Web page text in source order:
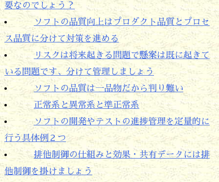
要なのでしょう？
ソフトの品質向上はプロダクト品質とプロセ
ス品質に分けて対策を進める
リスクは将来起きる問題で懸案は既に起きて
いる問題です、分けて管理しましょう
ソフトの品質は一品物だから判り難い
正常系と異常系と準正常系
ソフトの開発やテストの進捗管理を定量的に
行う具体例２つ
排他制御の仕組みと効果・共有データには排
他制御を掛けましょう